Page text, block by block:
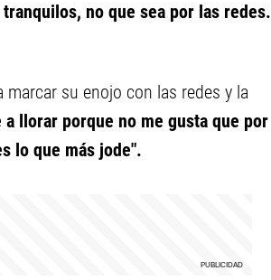
no que sea por las redes.
su enojo con las redes y la
a llorar porque no me gusta que por
lo que más jode".